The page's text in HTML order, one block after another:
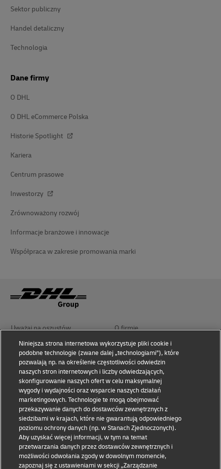
Sektor publiczny
Handel detaliczny
Technologia
Dane firmy
O DHL
O DHL eCommerce Polska
Historie Spotlight
Kariera
Centrum prasowe
Inwestorzy
Zrównoważony rozwój
Informacje branżowe i innowacje
Współpraca w zakresie promowania marki
Uważaj na oszustów O firmie
Zasady użytkowania Polityka prywatności i cookies
Ułatwienia dostępu Rozwiązywanie sporów
Informacje dodatkowe
Przetwarzanie danych
osobowych
Odwiedź nas na
Niniejsza strona internetowa wykorzystuje pliki cookie i
podobne technologie (zwane dalej „technologiami”), które
pozwalają np. na określenie częstotliwości odwiedzin
naszych stron internetowych i liczby odwiedzających,
skonfigurowanie naszych ofert w celu maksymalnej
wygody i wydajności oraz wsparcie naszych działań
marketingowych. Technologie te mogą obejmować
przekazywanie danych do dostawców zewnętrznych z
siedzibami w krajach, które nie gwarantują odpowiedniego
poziomu ochrony danych (np. w Stanach Zjednoczonych).
Aby uzyskać więcej informacji, w tym na temat
przetwarzania danych przez dostawców zewnętrznych i
możliwości odwołania zgody w dowolnym momencie,
zapoznaj się z ustawieniami w sekcji „Zarządzanie